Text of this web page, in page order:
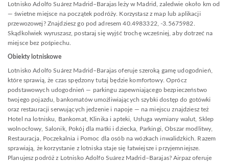
Lotnisko Adolfo Suárez Madrid–Barajas leży w Madrid, zaledwie około km od
— świetne miejsce na początek podróży. Korzystasz z map lub aplikacji
przewozowej? Znajdziesz go pod adresem 40.4983322, -3.5675982.
Skądkolwiek wyruszasz, postaraj się wyjść trochę wcześniej, aby dotrzeć na
miejsce bez pośpiechu.
Obiekty lotniskowe
Lotnisko Adolfo Suárez Madrid–Barajas oferuje szeroką gamę udogodnień,
które sprawią, że czas spędzony tutaj będzie komfortowy. Oprócz
podstawowych udogodnień — parkingu zapewniającego bezpieczeństwo
twojego pojazdu, bankomatów umożliwiających szybki dostęp do gotówki
oraz restauracji serwujących jedzenie i napoje — na miejscu znajdziesz też
Hotel na lotnisku, Bankomat, Klinika i apteki, Usługa wymiany walut, Sklep
wolnocłowy, Salonik, Pokój dla matki i dziecka, Parkingi, Obszar modlitwy,
Restauracja, Poczekalnia i Pomoc dla osób na wózkach inwalidzkich. Razem
sprawiają, że korzystanie z lotniska staje się łatwiejsze i przyjemniejsze.
Planujesz podróż z Lotnisko Adolfo Suárez Madrid–Barajas? Airpaz oferuje